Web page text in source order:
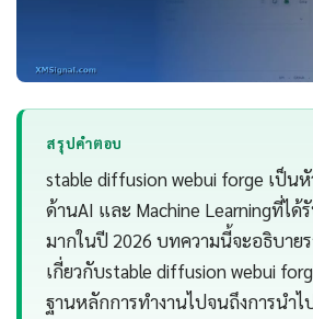
สรุปคำตอบ
stable diffusion webui forge เป็น
ด้านAI และ Machine Learningที่ได้
มากในปี 2026 บทความนี้จะอธิบาย
เกี่ยวกับstable diffusion webui
ฐานหลักการทำงานไปจนถึงการนำไ